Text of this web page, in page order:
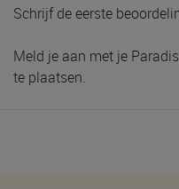
Schrijf de eerste
Meld je aan met je
te plaatsen.